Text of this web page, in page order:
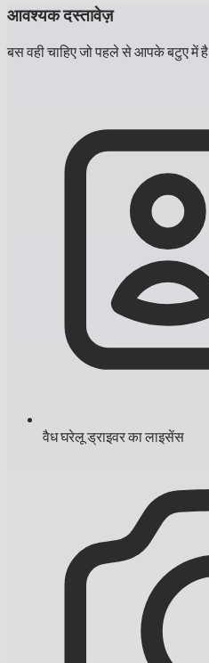
आवश्यक दस्तावेज़
बस वही चाहिए जो पहले से आपके बटुए में है
वैध घरेलू ड्राइवर का लाइसेंस